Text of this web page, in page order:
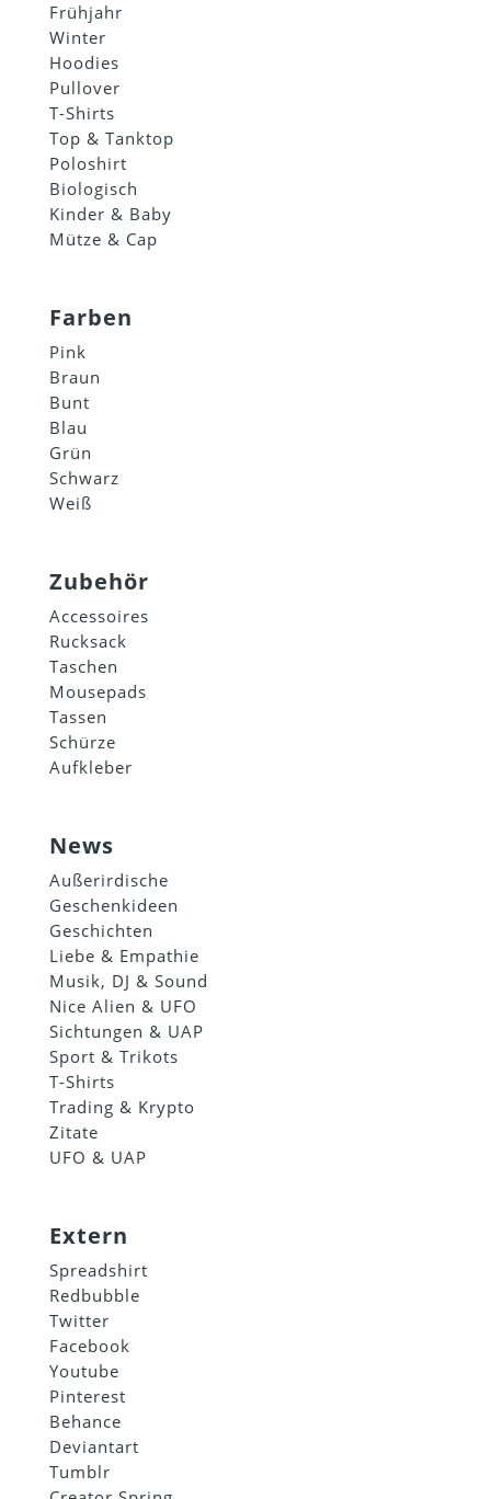
Frühjahr
Winter
Hoodies
Pullover
T-Shirts
Top & Tanktop
Poloshirt
Biologisch
Kinder & Baby
Mütze & Cap
Farben
Pink
Braun
Bunt
Blau
Grün
Schwarz
Weiß
Zubehör
Accessoires
Rucksack
Taschen
Mousepads
Tassen
Schürze
Aufkleber
News
Außerirdische
Geschenkideen
Geschichten
Liebe & Empathie
Musik, DJ & Sound
Nice Alien & UFO
Sichtungen & UAP
Sport & Trikots
T-Shirts
Trading & Krypto
Zitate
UFO & UAP
Extern
Spreadshirt
Redbubble
Twitter
Facebook
Youtube
Pinterest
Behance
Deviantart
Tumblr